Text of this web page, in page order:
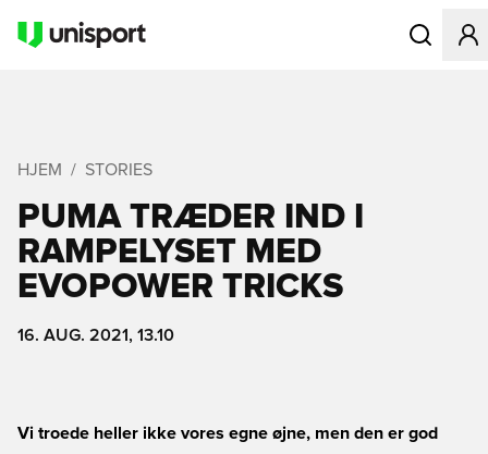
Åbner en
HJEM STORIES
PUMA TRÆDER IND I
RAMPELYSET MED
EVOPOWER TRICKS
16. AUG. 2021, 13.10
Vi troede heller ikke vores egne øjne, men den er god